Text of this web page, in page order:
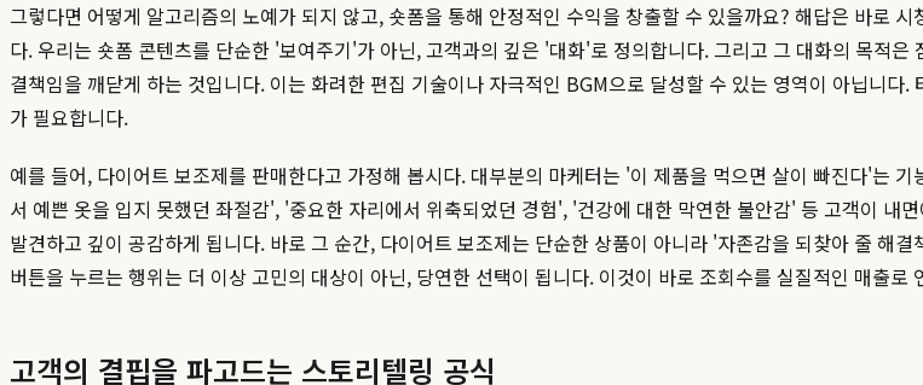
그렇다면 어떻게 알고리즘의 노예가 되지 않고, 숏폼을 통해 안정적인 수익을 창출할 수 있을까요? 해답은 바로
다. 우리는 숏폼 콘텐츠를 단순한 '보여주기'가 아닌, 고객과의 깊은 '대화'로 정의합니다. 그리고 그 대화의 목적
결책임을 깨닫게 하는 것입니다. 이는 화려한 편집 기술이나 자극적인 BGM으로 달성할 수 있는 영역이 아닙니
가 필요합니다.
예를 들어, 다이어트 보조제를 판매한다고 가정해 봅시다. 대부분의 마케터는 '이 제품을 먹으면 살이 빠진다'는
서 예쁜 옷을 입지 못했던 좌절감', '중요한 자리에서 위축되었던 경험', '건강에 대한 막연한 불안감' 등 고객이 내
발견하고 깊이 공감하게 됩니다. 바로 그 순간, 다이어트 보조제는 단순한 상품이 아니라 '자존감을 되찾아 줄 해
버튼을 누르는 행위는 더 이상 고민의 대상이 아닌, 당연한 선택이 됩니다. 이것이 바로 조회수를 실질적인 매출로
고객의 결핍을 파고드는 스토리텔링 공식